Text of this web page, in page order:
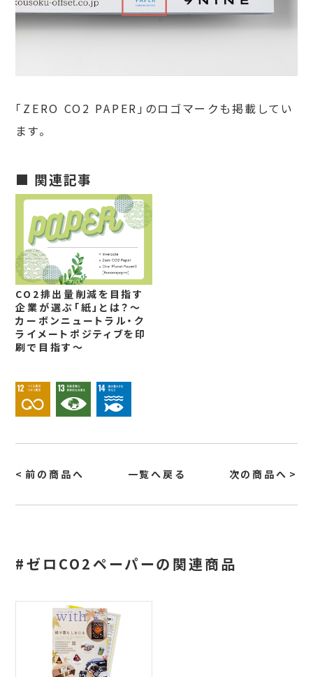
「ZERO CO2 PAPER」のロゴマークも掲載してい
ます。
■ 関連記事
CO2排出量削減を目指す
企業が選ぶ「紙」とは？～
カーボンニュートラル・ク
ライメートポジティブを印
刷で目指す～
前の商品へ 一覧へ戻る 次の商品へ
#ゼロCO2ペーパーの関連商品